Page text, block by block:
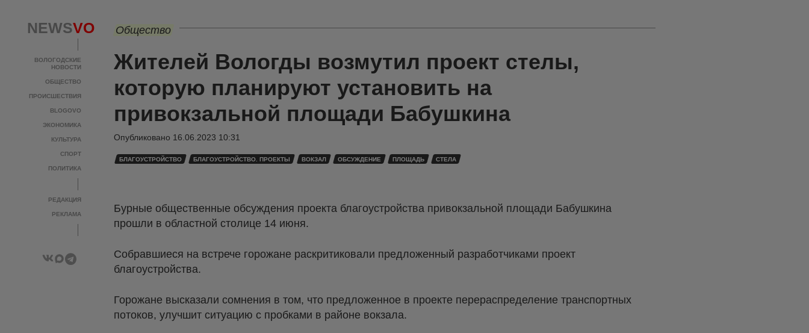
NEWSVO
ВОЛОГОДСКИЕ
НОВОСТИ
ОБЩЕСТВО
ПРОИСШЕСТВИЯ
BLOGOVO
ЭКОНОМИКА
КУЛЬТУРА
СПОРТ
ПОЛИТИКА
РЕДАКЦИЯ
РЕКЛАМА
Общество
Жителей Вологды возмутил проект стелы,
которую планируют установить на
привокзальной площади Бабушкина
Опубликовано 16.06.2023 10:31
БЛАГОУСТРОЙСТВО БЛАГОУСТРОЙСТВО. ПРОЕКТЫ ВОКЗАЛ ОБСУЖДЕНИЕ ПЛОЩАДЬ СТЕЛА
Бурные общественные обсуждения проекта благоустройства привокзальной площади Бабушкина
прошли в областной столице 14 июня.
Собравшиеся на встрече горожане раскритиковали предложенный разработчиками проект
благоустройства.
Горожане высказали сомнения в том, что предложенное в проекте перераспределение транспортных
потоков, улучшит ситуацию с пробками в районе вокзала.